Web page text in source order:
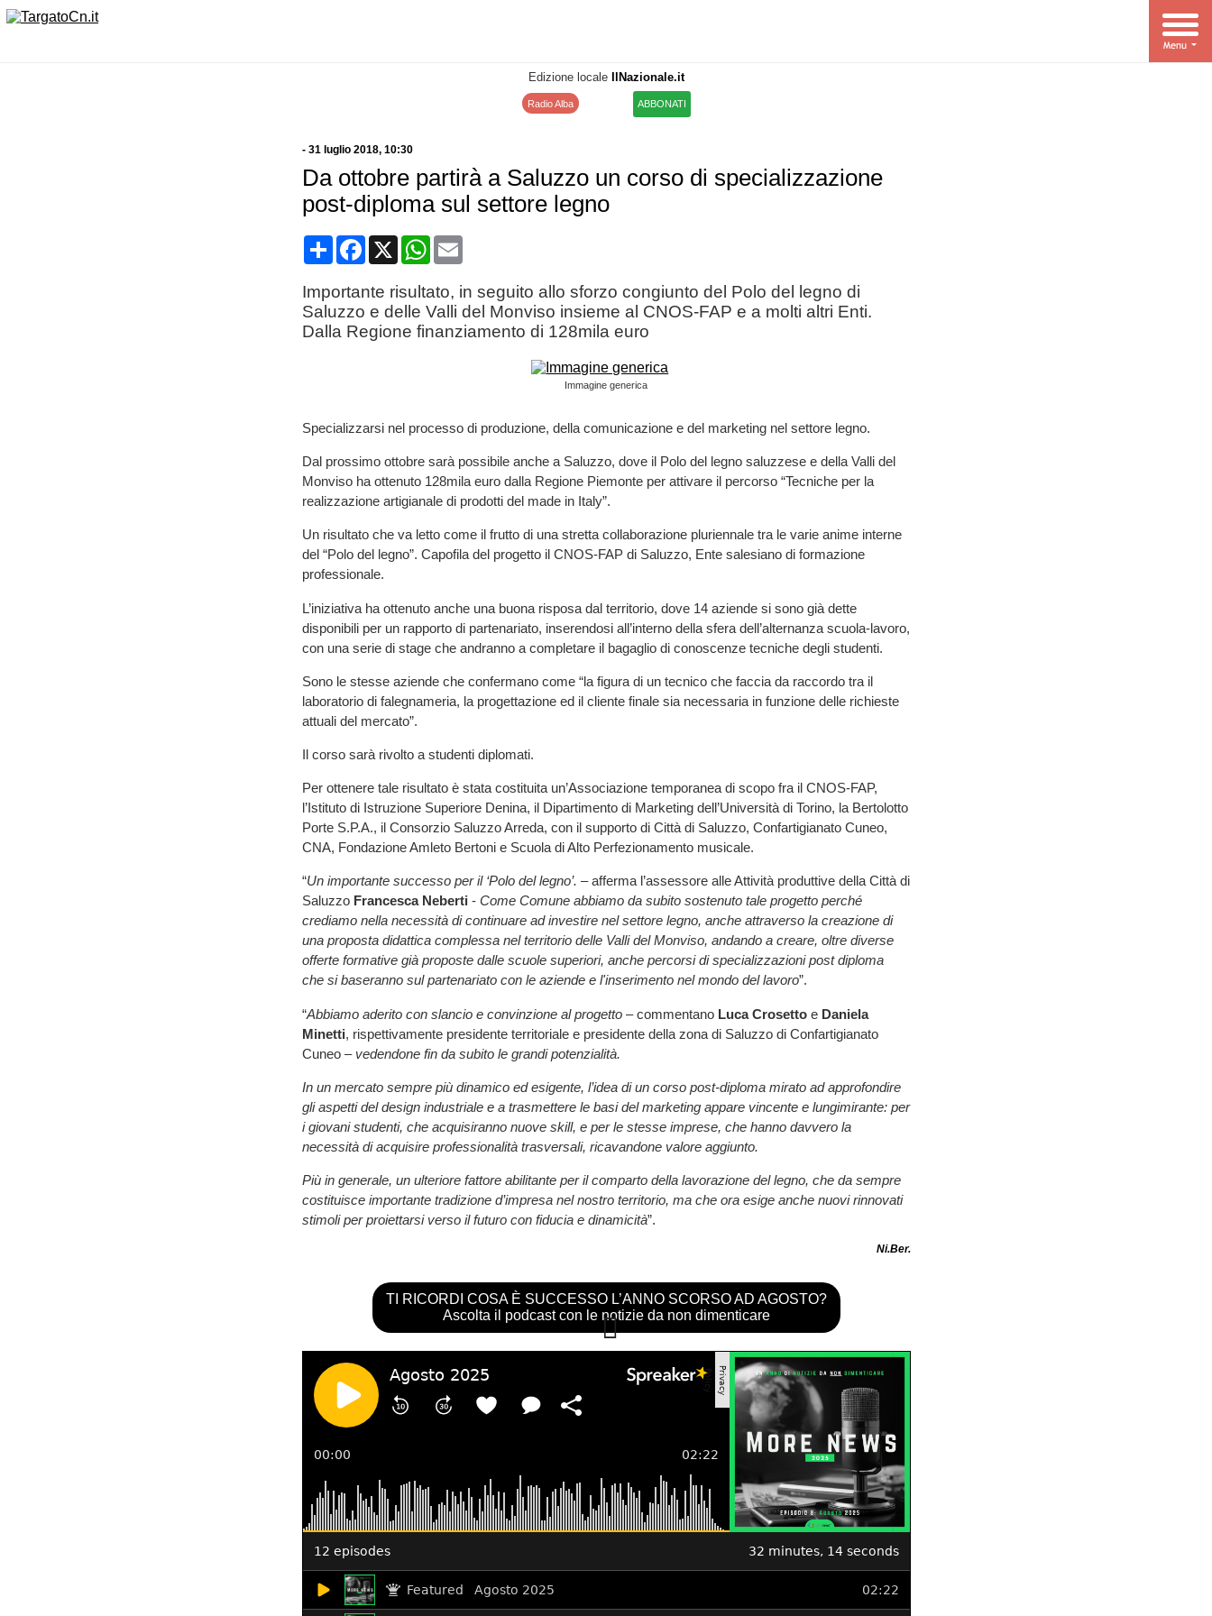
Edizione locale IlNazionale.it
Radio Alba ABBONATI
- 31 luglio 2018, 10:30
Da ottobre partirà a Saluzzo un corso di specializzazione
post-diploma sul settore legno
CondividiFacebook
X WhatsApp
Email
Importante risultato, in seguito allo sforzo congiunto del Polo del legno di
Saluzzo e delle Valli del Monviso insieme al CNOS-FAP e a molti altri Enti.
Dalla Regione finanziamento di 128mila euro
Immagine generica
Specializzarsi nel processo di produzione, della comunicazione e del marketing nel settore legno.
Dal prossimo ottobre sarà possibile anche a Saluzzo, dove il Polo del legno saluzzese e della Valli del
Monviso ha ottenuto 128mila euro dalla Regione Piemonte per attivare il percorso “Tecniche per la
realizzazione artigianale di prodotti del made in Italy”.
Un risultato che va letto come il frutto di una stretta collaborazione pluriennale tra le varie anime interne
del “Polo del legno”. Capofila del progetto il CNOS-FAP di Saluzzo, Ente salesiano di formazione
professionale.
L’iniziativa ha ottenuto anche una buona risposa dal territorio, dove 14 aziende si sono già dette
disponibili per un rapporto di partenariato, inserendosi all’interno della sfera dell’alternanza scuola-lavoro,
con una serie di stage che andranno a completare il bagaglio di conoscenze tecniche degli studenti.
Sono le stesse aziende che confermano come “la figura di un tecnico che faccia da raccordo tra il
laboratorio di falegnameria, la progettazione ed il cliente finale sia necessaria in funzione delle richieste
attuali del mercato”.
Il corso sarà rivolto a studenti diplomati.
Per ottenere tale risultato è stata costituita un’Associazione temporanea di scopo fra il CNOS-FAP,
l’Istituto di Istruzione Superiore Denina, il Dipartimento di Marketing dell’Università di Torino, la Bertolotto
Porte S.P.A., il Consorzio Saluzzo Arreda, con il supporto di Città di Saluzzo, Confartigianato Cuneo,
CNA, Fondazione Amleto Bertoni e Scuola di Alto Perfezionamento musicale.
“Un importante successo per il ‘Polo del legno’. – afferma l’assessore alle Attività produttive della Città di
Saluzzo Francesca Neberti - Come Comune abbiamo da subito sostenuto tale progetto perché
crediamo nella necessità di continuare ad investire nel settore legno, anche attraverso la creazione di
una proposta didattica complessa nel territorio delle Valli del Monviso, andando a creare, oltre diverse
offerte formative già proposte dalle scuole superiori, anche percorsi di specializzazioni post diploma
che si baseranno sul partenariato con le aziende e l'inserimento nel mondo del lavoro”.
“Abbiamo aderito con slancio e convinzione al progetto– commentano Luca Crosettoe Daniela
Minetti, rispettivamente presidente territoriale e presidente della zona di Saluzzo di Confartigianato
Cuneo – vedendone fin da subito le grandi potenzialità.
In un mercato sempre più dinamico ed esigente, l’idea di un corso post-diploma mirato ad approfondire
gli aspetti del design industriale e a trasmettere le basi del marketing appare vincente e lungimirante: per
i giovani studenti, che acquisiranno nuove skill, e per le stesse imprese, che hanno davvero la
necessità di acquisire professionalità trasversali, ricavandone valore aggiunto.
Più in generale, un ulteriore fattore abilitante per il comparto della lavorazione del legno, che da sempre
costituisce importante tradizione d’impresa nel nostro territorio, ma che ora esige anche nuovi rinnovati
stimoli per proiettarsi verso il futuro con fiducia e dinamicità”.
Ni.Ber.
TI RICORDI COSA È SUCCESSO L’ANNO SCORSO AD AGOSTO?
Ascolta il podcast con le notizie da non dimenticare